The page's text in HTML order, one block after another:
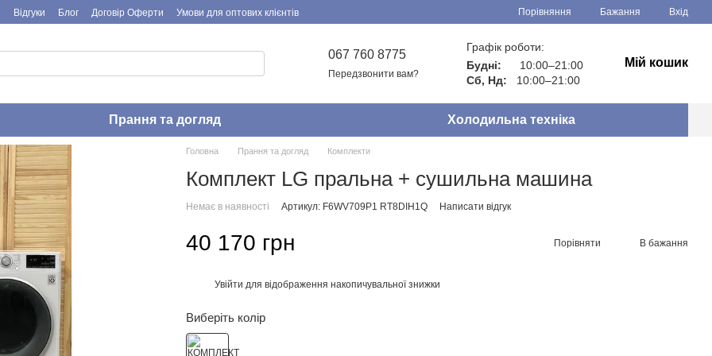
Відгуки Блог Договір Оферти Умови для оптових клієнтів Порівняння Бажання Вхід
067 760 8775
Передзвонити вам?
Графік роботи:
Будні:
10:00–21:00
Сб, Нд:
10:00–21:00
Мій кошик
Прання та догляд Холодильна техніка
Головна Прання та догляд Комплекти
Комплект LG пральна + сушильна машина
Немає в наявності Артикул: F6WV709P1 RT8DIH1Q Написати відгук
40 170 грн Порівняти В бажання
Увійти для відображення накопичувальної знижки
Виберіть колір